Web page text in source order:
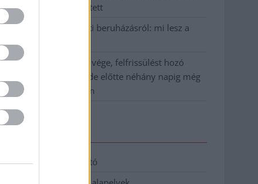
egy kerékpáros is érintett
Parázs vita a Fiumei úti beruházásról: mi lesz a
Végre látszik az alagút vége, felfrissülést hozó
hidegfront közeledik, de előtte néhány napig még
pokoli rekordhőség jön
Elérhetőség
Adatkezelési tájékoztató